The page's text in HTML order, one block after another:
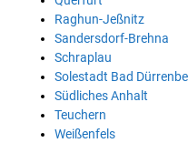
Raghun-Jeßnitz
Sandersdorf-Brehna
Schraplau
Solestadt Bad
Südliches Anhalt
Teuchern
Weißenfels